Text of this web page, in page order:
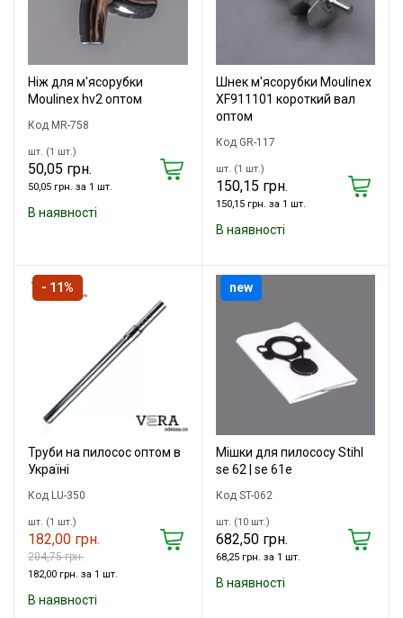
Ніж для м'ясорубки
Moulinex hv2 оптом
Код MR-758
шт. (1 шт.)
50,05 грн.
50,05 грн. за 1 шт.
В наявності
Шнек м'ясорубки Moulinex
XF911101 короткий вал
оптом
Код GR-117
шт. (1 шт.)
150,15 грн.
150,15 грн. за 1 шт.
В наявності
Труби на пилосос оптом в
Україні
Код LU-350
шт. (1 шт.)
182,00 грн.
204,75 грн.
182,00 грн. за 1 шт.
В наявності
- 11%
Мішки для пилососу Stihl
se 62 | se 61e
Код ST-062
шт. (10 шт.)
682,50 грн.
68,25 грн. за 1 шт.
В наявності
new